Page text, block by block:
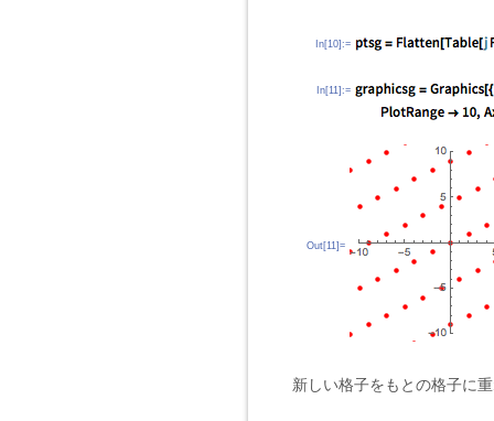
In[10]:=
In[11]:=
Out[11]=
新しい格子をもとの格子に